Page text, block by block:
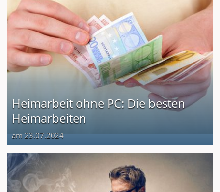
Heimarbeit ohne PC: Die besten
Heimarbeiten
am 23.07.2024